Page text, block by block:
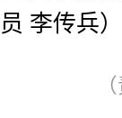
李传兵）